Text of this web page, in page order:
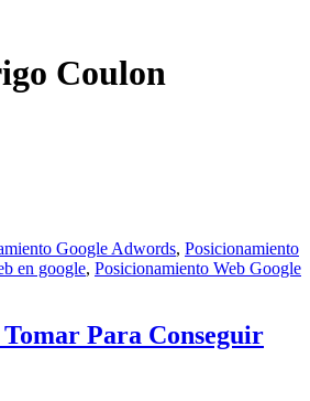
Coulon
Google Adwords, Posicionamiento
en google, Posicionamiento Web Google
Tomar Para Conseguir